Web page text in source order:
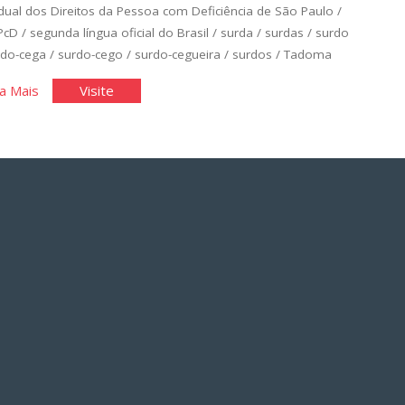
dos Direitos da Pessoa com Deficiência de São Paulo /
/ segunda língua oficial do Brasil / surda / surdas / surdo
cega / surdo-cego / surdo-cegueira / surdos /Tadoma
Mais"A
Mãos"
Visite"A
Mãos"